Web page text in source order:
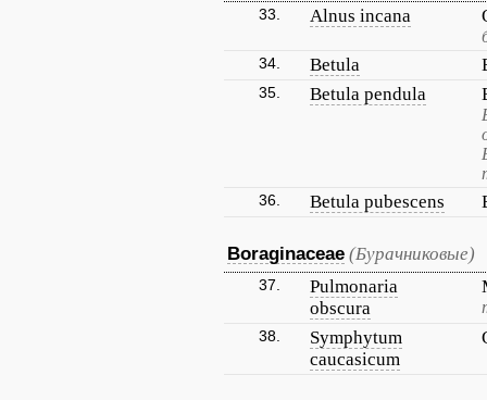
33. Alnus incana
34. Betula
35. Betula pendula
36. Betula pubescens
Boraginaceae (Бурачниковые)
37.
Pulmonaria
obscura
38.
Symphytum
caucasicum